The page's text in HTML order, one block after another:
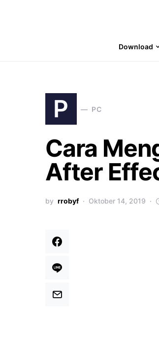
Download
P PC
Cara
After
by rrobyf Oktober 14, 2019